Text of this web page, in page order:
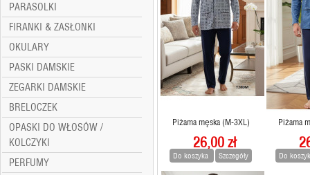
PARASOLKI
FIRANKI & ZASŁONKI
OKULARY
PASKI DAMSKIE
ZEGARKI DAMSKIE
BRELOCZEK
OPASKI DO WŁOSÓW /
KOLCZYKI
PERFUMY
Piżama męska (M-3XL)
26,00 zł
Do koszyka Szczegóły
Piżama
Do